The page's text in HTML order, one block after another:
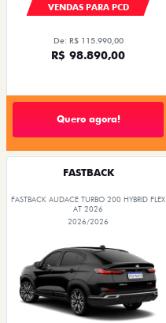
VENDAS PARA PCD
De: R$ 115.990,00
R$ 98.890,00
Quero agora!
FASTBACK
FASTBACK AUDACE TURBO 200 HYBRID FLEX
AT 2026
2026/2026